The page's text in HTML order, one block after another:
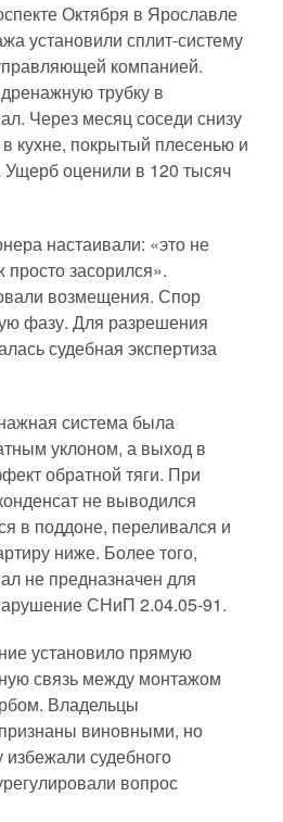
Октября в Ярославле
установили сплит-систему
компанией.
трубку в
Через месяц соседи снизу
кухне, покрытый плесенью и
Ущерб оценили в 120 тысяч
настаивали: «это не
засорился».
возмещения. Спор
фазу. Для разрешения
судебная экспертиза
система была
уклоном, а выход в
обратной тяги. При
не выводился
в поддоне, переливался и
ниже. Более того,
не предназначен для
СНиП 2.04.05-91.
установило прямую
связь между монтажом
Владельцы
виновными, но
избежали судебного
вопрос